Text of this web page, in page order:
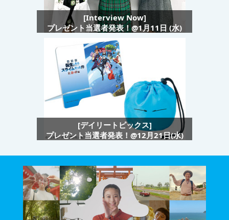
[Interview Now]
プレゼント当選者発表！@1月11日 (水)
[デイリートピックス]
プレゼント当選者発表！@12月21日(水)